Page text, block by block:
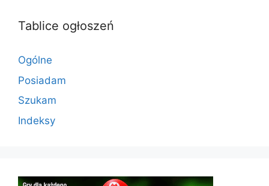
Tablice ogłoszeń
Ogólne
Posiadam
Szukam
Indeksy